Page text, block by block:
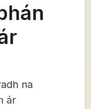
na
ár